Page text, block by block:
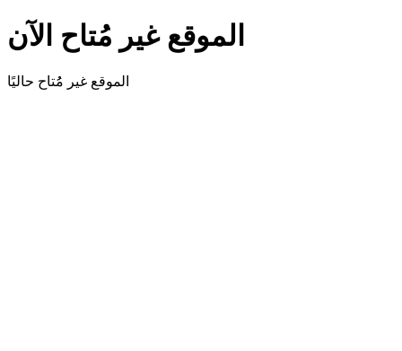
الموقع غير مُتاح الآن
الموقع غير مُُتاح حاليًا